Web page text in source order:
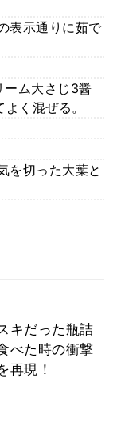
表示通りに茹で
ーム大さじ3醤
く混ぜる。
を切った大葉と
キだった瓶詰
べた時の衝撃
再現！